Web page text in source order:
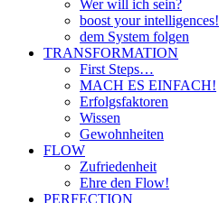
Wer will ich sein?
boost your intelligences!
dem System folgen
TRANSFORMATION
First Steps…
MACH ES EINFACH!
Erfolgsfaktoren
Wissen
Gewohnheiten
FLOW
Zufriedenheit
Ehre den Flow!
PERFECTION